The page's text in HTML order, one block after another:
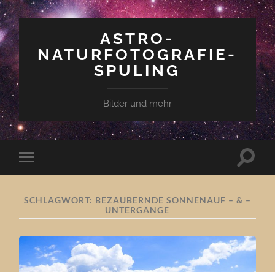
ASTRO-
NATURFOTOGRAFIE-
SPULING
Bilder und mehr
Mobile-
Menü
SCHLAGWORT: BEZAUBERNDE SONNENAUF – & –
UNTERGÄNGE